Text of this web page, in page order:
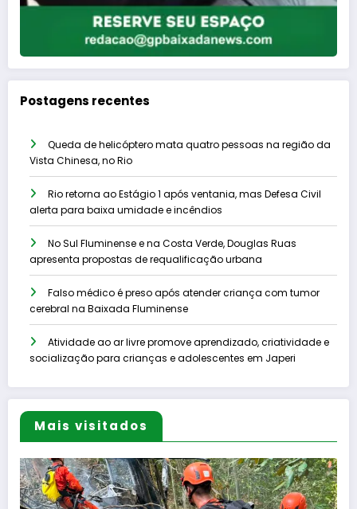
Postagens recentes
Queda de helicóptero mata quatro pessoas na região da
Vista Chinesa, no Rio
Rio retorna ao Estágio 1 após ventania, mas Defesa Civil
alerta para baixa umidade e incêndios
No Sul Fluminense e na Costa Verde, Douglas Ruas
apresenta propostas de requalificação urbana
Falso médico é preso após atender criança com tumor
cerebral na Baixada Fluminense
Atividade ao ar livre promove aprendizado, criatividade e
socialização para crianças e adolescentes em Japeri
Mais visitados